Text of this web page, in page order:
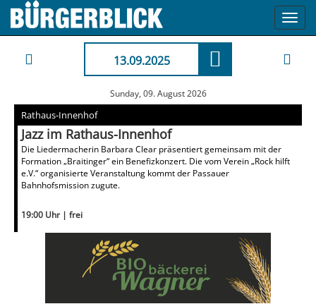
13.09.2025
Sunday, 09. August 2026
Rathaus-Innenhof
Jazz im Rathaus-Innenhof
Die Liedermacherin Barbara Clear präsentiert gemeinsam mit der
Formation „Braitinger“ ein Benefizkonzert. Die vom Verein „Rock hilft
e.V.“ organisierte Veranstaltung kommt der Passauer
Bahnhofsmission zugute.
19:00 Uhr | frei